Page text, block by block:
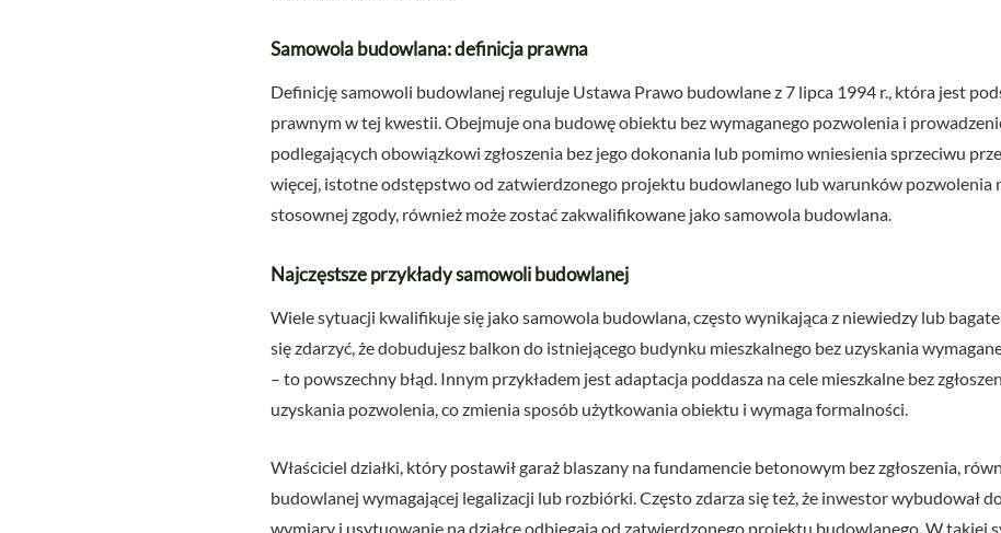
Samowola budowlana: definicja prawna
Definicję samowoli budowlanej reguluje Ustawa Prawo budowlane z 7 lipca 1994 r., która jest
prawnym w tej kwestii. Obejmuje ona budowę obiektu bez wymaganego pozwolenia i
podlegających obowiązkowi zgłoszenia bez jego dokonania lub pomimo wniesienia sprzeciwu
więcej, istotne odstępstwo od zatwierdzonego projektu budowlanego lub warunków pozwolenia
stosownej zgody, również może zostać zakwalifikowane jako samowola budowlana.
Najczęstsze przykłady samowoli budowlanej
Wiele sytuacji kwalifikuje się jako samowola budowlana, często wynikająca z niewiedzy lub
się zdarzyć, że dobudujesz balkon do istniejącego budynku mieszkalnego bez uzyskania
– to powszechny błąd. Innym przykładem jest adaptacja poddasza na cele mieszkalne bez
uzyskania pozwolenia, co zmienia sposób użytkowania obiektu i wymaga formalności.
Właściciel działki, który postawił garaż blaszany na fundamencie betonowym bez zgłoszenia,
budowlanej wymagającej legalizacji lub rozbiórki. Często zdarza się też, że inwestor wybudował
wymiary i usytuowanie na działce odbiegają od zatwierdzonego projektu budowlanego. W takiej